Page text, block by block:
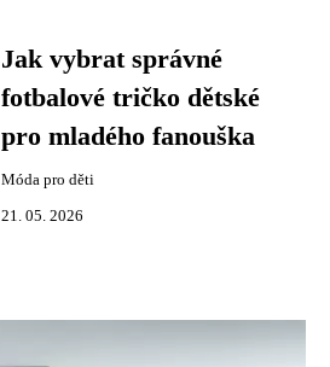
Jak vybrat správné
fotbalové tričko dětské
pro mladého fanouška
Móda pro děti
21. 05. 2026